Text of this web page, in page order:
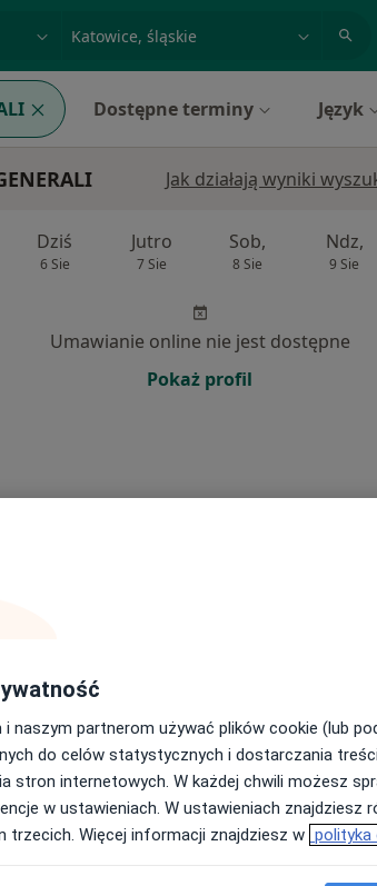
miasto lub dzielnica
Dostępne terminy Język
Jak działają wyniki
Dziś
6 Sie
Jutro
7 Sie
Sob,
8 Sie
Ndz,
9 Sie
Umawianie online nie jest dostępne
Pokaż profil
Umawianie online nie jest dostępne
Pokaż profil
naszym partnerom używać plików cookie (lub
do celów statystycznych i dostarczania
stron internetowych. W każdej chwili możesz
w ustawieniach. W ustawieniach znajdziesz
trzecich. Więcej informacji znajdziesz w polityka